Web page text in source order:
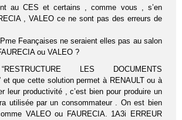
au CES et certains , comme vous , s’en
, VALEO ce ne sont pas des erreurs de
Feançaises ne seraient elles pas au salon
ou VALEO ?
LES DOCUMENTS
et que cette solution permet à RENAULT ou à
leur productivité , c’est bien pour produire un
utilisée par un consommateur . On est bien
VALEO ou FAURECIA. 1A3i ERREUR